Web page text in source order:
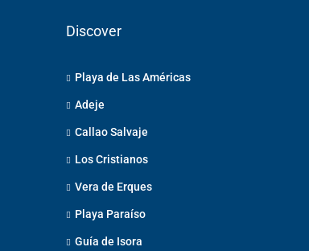
Discover
Playa de Las Américas
Adeje
Callao Salvaje
Los Cristianos
Vera de Erques
Playa Paraíso
Guía de Isora